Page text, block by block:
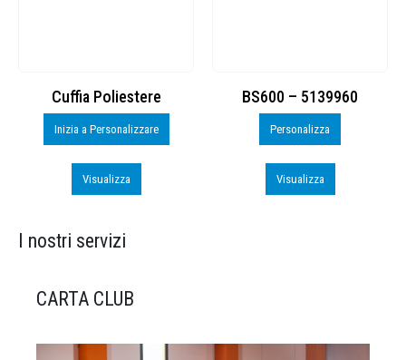
Cuffia Poliestere
Inizia a Personalizzare
Visualizza
BS600 – 5139960
Personalizza
Visualizza
I nostri servizi
CARTA CLUB